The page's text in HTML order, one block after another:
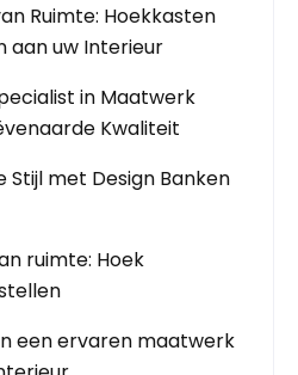
Ruimte: Hoekkasten
aan uw Interieur
in Maatwerk
Kwaliteit
Stijl met Design Banken
ruimte: Hoek
een ervaren maatwerk